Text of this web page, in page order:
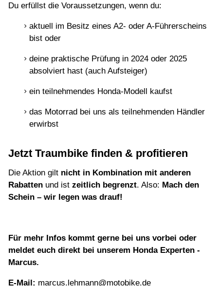
Du erfüllst die Voraussetzungen, wenn du:
aktuell im Besitz eines A2- oder A-Führerscheins
bist oder
deine praktische Prüfung in 2024 oder 2025
absolviert hast (auch Aufsteiger)
ein teilnehmendes Honda-Modell kaufst
das Motorrad bei uns als teilnehmenden Händler
erwirbst
Jetzt Traumbike finden & profitieren
Die Aktion gilt nicht in Kombination mit anderen
Rabatten und ist zeitlich begrenzt. Also: Mach den
Schein – wir legen was drauf!
Für mehr Infos kommt gerne bei uns vorbei oder
meldet euch direkt bei unserem Honda Experten -
Marcus.
E-Mail: marcus.lehmann@motobike.de